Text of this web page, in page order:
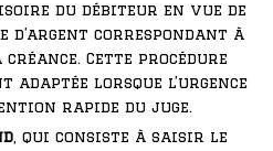
du débiteur en vue de
d’argent correspondant à
Cette procédure
lorsque l’urgence
rapide du juge.
, qui consiste à saisir le